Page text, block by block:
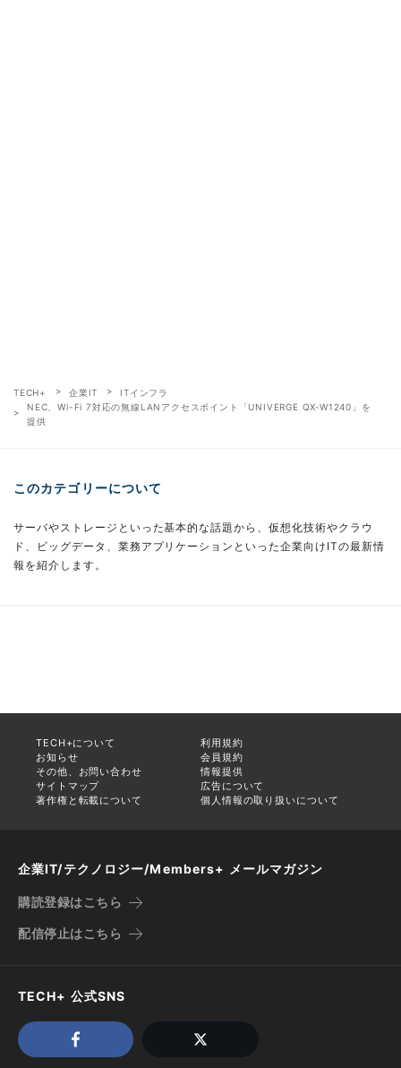
TECH+ 企業IT
ITインフラ
NEC、Wi-Fi 7対応の無線LANアクセスポイント「UNIVERGE QX-W1240」を
提供
このカテゴリーについて
サーバやストレージといった基本的な話題から、仮想化技術やクラウ
ド、ビッグデータ、業務アプリケーションといった企業向けITの最新情
報を紹介します。
TECH+について
利用規約
お知らせ
会員規約
その他、お問い合わせ
情報提供
サイトマップ
広告について
著作権と転載について
個人情報の取り扱いについて
企業IT/テクノロジー/Members+ メールマガジン
購読登録はこちら
配信停止はこちら
TECH+ 公式SNS